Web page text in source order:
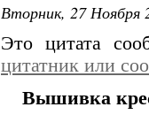
Вторник, 27 Ноября
Это цитата
цитатник или
Вышивка